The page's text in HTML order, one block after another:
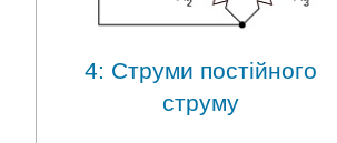
4: Струми постійного
струму